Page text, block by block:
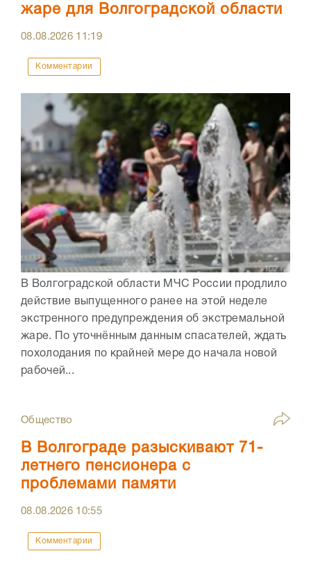
жаре для Волгоградской области
08.08.2026 11:19
Комментарии
В Волгоградской области МЧС России продлило
действие выпущенного ранее на этой неделе
экстренного предупреждения об экстремальной
жаре. По уточнённым данным спасателей, ждать
похолодания по крайней мере до начала новой
рабочей...
Общество
В Волгограде разыскивают 71-
летнего пенсионера с
проблемами памяти
08.08.2026 10:55
Комментарии